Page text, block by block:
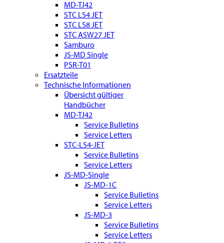
MD-TJ42
STC LS4 JET
STC LS8 JET
STC ASW27 JET
Samburo
JS-MD Single
PSR-T01
Ersatzteile
Technische Informationen
Übersicht gültiger
Handbücher
MD-TJ42
Service Bulletins
Service Letters
STC-LS4-JET
Service Bulletins
Service Letters
JS-MD-Single
JS-MD-1C
Service Bulletins
Service Letters
JS-MD-3
Service Bulletins
Service Letters